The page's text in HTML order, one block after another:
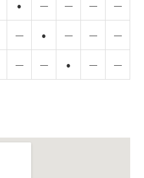
● ― ― ― ―
― ● ― ― ―
― ― ● ― ―